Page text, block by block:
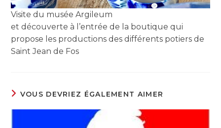
Visite du musée Argileum
et découverte à l’entrée de la boutique qui
propose les productions des différents potiers de
Saint Jean de Fos
VOUS DEVRIEZ ÉGALEMENT AIMER